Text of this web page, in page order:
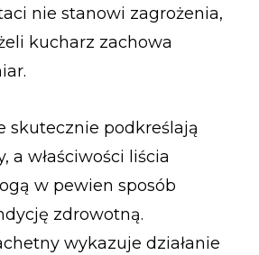
nie stanowi zagrożenia,
kucharz zachowa
skutecznie podkreślają
a właściwości liścia
w pewien sposób
zdrowotną.
wykazuje działanie